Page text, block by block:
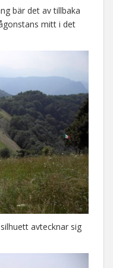
bär det av tillbaka
mitt i det
avtecknar sig